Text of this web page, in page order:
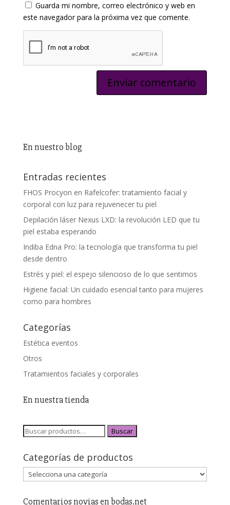
Guarda mi nombre, correo electrónico y web en
este navegador para la próxima vez que comente.
En nuestro blog
Entradas recientes
FHOS Procyon en Rafelcofer: tratamiento facial y
corporal con luz para rejuvenecer tu piel
Depilación láser Nexus LXD: la revolución LED que tu
piel estaba esperando
Indiba Edna Pro: la tecnología que transforma tu piel
desde dentro
Estrés y piel: el espejo silencioso de lo que sentimos
Higiene facial: Un cuidado esencial tanto para mujeres
como para hombres
Categorías
Estética eventos
Otros
Tratamientos faciales y corporales
En nuestra tienda
Buscar
Categorías de productos
Comentarios novias en bodas.net